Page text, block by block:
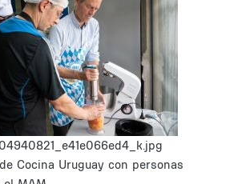
Cocina Uruguay con personas